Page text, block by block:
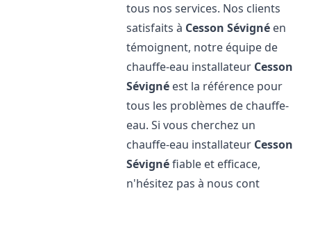
tous nos services. Nos clients
satisfaits à Cesson Sévigné en
témoignent, notre équipe de
chauffe-eau installateur Cesson
Sévigné est la référence pour
tous les problèmes de chauffe-
eau. Si vous cherchez un
chauffe-eau installateur Cesson
Sévignéfiable et efficace,
n'hésitez pas à nous cont